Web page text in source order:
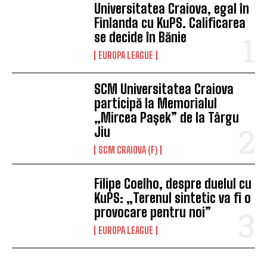
Universitatea Craiova, egal în
Finlanda cu KuPS. Calificarea
se decide în Bănie
EUROPA LEAGUE
SCM Universitatea Craiova
participă la Memorialul
„Mircea Pașek” de la Târgu
Jiu
SCM CRAIOVA (F)
Filipe Coelho, despre duelul cu
KuPS: „Terenul sintetic va fi o
provocare pentru noi”
EUROPA LEAGUE